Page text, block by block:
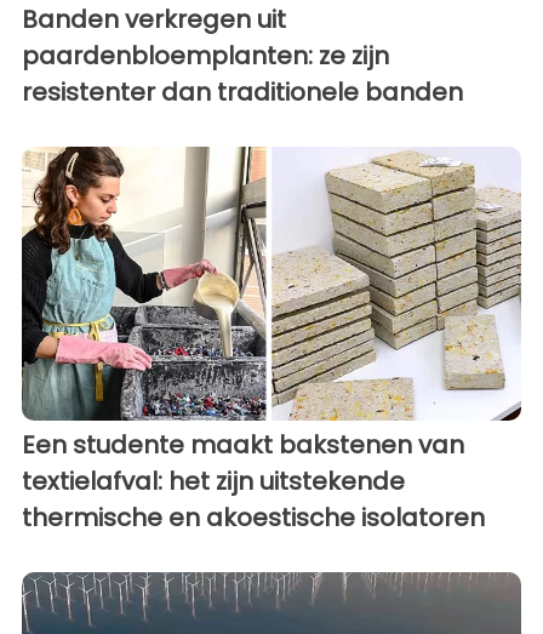
Banden verkregen uit
paardenbloemplanten: ze zijn
resistenter dan traditionele banden
Een studente maakt bakstenen van
textielafval: het zijn uitstekende
thermische en akoestische isolatoren